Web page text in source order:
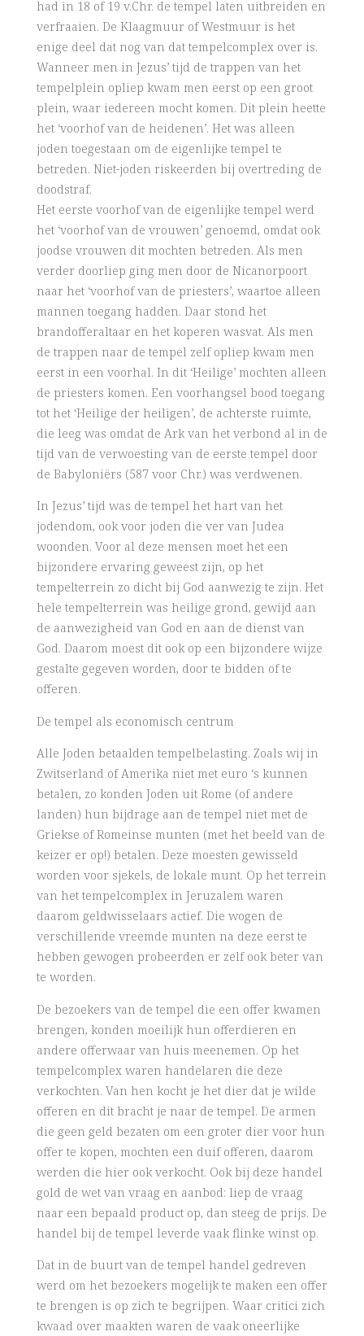
had in 18 of 19 v.Chr. de tempel laten uitbreiden en
verfraaien. De Klaagmuur of Westmuur is het
enige deel dat nog van dat tempelcomplex over is.
Wanneer men in Jezus’ tijd de trappen van het
tempelplein opliep kwam men eerst op een groot
plein, waar iedereen mocht komen. Dit plein heette
het ‘voorhof van de heidenen’. Het was alleen
joden toegestaan om de eigenlijke tempel te
betreden. Niet-joden riskeerden bij overtreding de
doodstraf.
Het eerste voorhof van de eigenlijke tempel werd
het ‘voorhof van de vrouwen’ genoemd, omdat ook
joodse vrouwen dit mochten betreden. Als men
verder doorliep ging men door de Nicanorpoort
naar het ‘voorhof van de priesters’, waartoe alleen
mannen toegang hadden. Daar stond het
brandofferaltaar en het koperen wasvat. Als men
de trappen naar de tempel zelf opliep kwam men
eerst in een voorhal. In dit ‘Heilige’ mochten alleen
de priesters komen. Een voorhangsel bood toegang
tot het ‘Heilige der heiligen’, de achterste ruimte,
die leeg was omdat de Ark van het verbond al in de
tijd van de verwoesting van de eerste tempel door
de Babyloniërs (587 voor Chr.) was verdwenen.
In Jezus’ tijd was de tempel het hart van het
jodendom, ook voor joden die ver van Judea
woonden. Voor al deze mensen moet het een
bijzondere ervaring geweest zijn, op het
tempelterrein zo dicht bij God aanwezig te zijn. Het
hele tempelterrein was heilige grond, gewijd aan
de aanwezigheid van God en aan de dienst van
God. Daarom moest dit ook op een bijzondere wijze
gestalte gegeven worden, door te bidden of te
offeren.
De tempel als economisch centrum
Alle Joden betaalden tempelbelasting. Zoals wij in
Zwitserland of Amerika niet met euro ‘s kunnen
betalen, zo konden Joden uit Rome (of andere
landen) hun bijdrage aan de tempel niet met de
Griekse of Romeinse munten (met het beeld van de
keizer er op!) betalen. Deze moesten gewisseld
worden voor sjekels, de lokale munt. Op het terrein
van het tempelcomplex in Jeruzalem waren
daarom geldwisselaars actief. Die wogen de
verschillende vreemde munten na deze eerst te
hebben gewogen probeerden er zelf ook beter van
te worden.
De bezoekers van de tempel die een offer kwamen
brengen, konden moeilijk hun offerdieren en
andere offerwaar van huis meenemen. Op het
tempelcomplex waren handelaren die deze
verkochten. Van hen kocht je het dier dat je wilde
offeren en dit bracht je naar de tempel. De armen
die geen geld bezaten om een groter dier voor hun
offer te kopen, mochten een duif offeren, daarom
werden die hier ook verkocht. Ook bij deze handel
gold de wet van vraag en aanbod: liep de vraag
naar een bepaald product op, dan steeg de prijs. De
handel bij de tempel leverde vaak flinke winst op.
Dat in de buurt van de tempel handel gedreven
werd om het bezoekers mogelijk te maken een offer
te brengen is op zich te begrijpen. Waar critici zich
kwaad over maakten waren de vaak oneerlijke